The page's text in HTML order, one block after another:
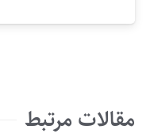
مقالات مرتبط